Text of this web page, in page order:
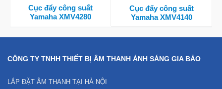
Cục đẩy công suất
Yamaha XMV4280
Cục đẩy công suất
Yamaha XMV4140
CÔNG TY TNHH THIẾT BỊ ÂM THANH ÁNH SÁNG GIA BẢO
LẮP ĐẶT ÂM THANH TẠI HÀ NỘI